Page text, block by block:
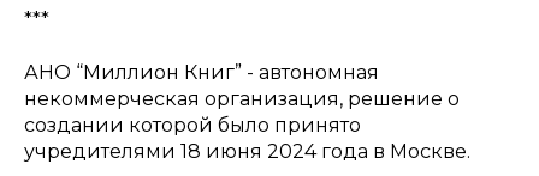
***
АНО “Миллион Книг” - автономная
некоммерческая организация, решение о
создании которой было принято
учредителями 18 июня 2024 года в Москве.